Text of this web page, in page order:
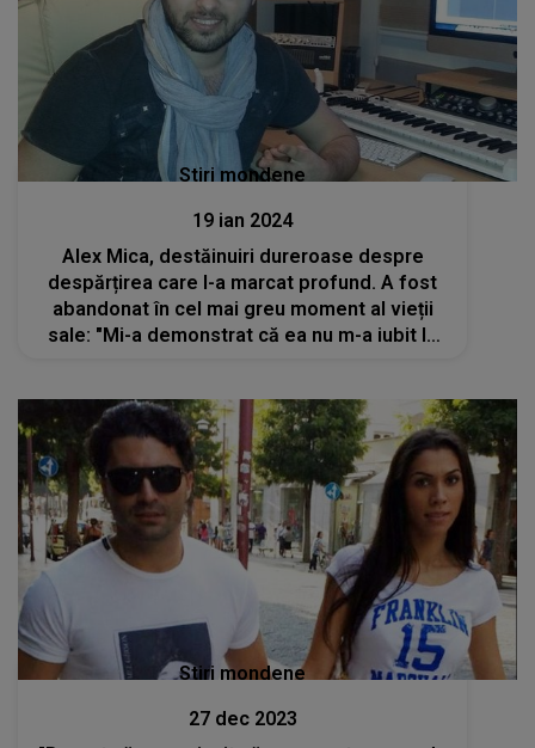
Stiri mondene
19 ian 2024
Alex Mica, destăinuiri dureroase despre
despărțirea care l-a marcat profund. A fost
abandonat în cel mai greu moment al vieții
sale: "Mi-a demonstrat că ea nu m-a iubit la
Stiri mondene
27 dec 2023